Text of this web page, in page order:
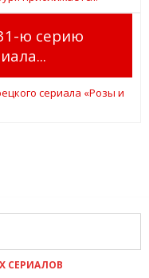
ю серию
СЕРИАЛОВ